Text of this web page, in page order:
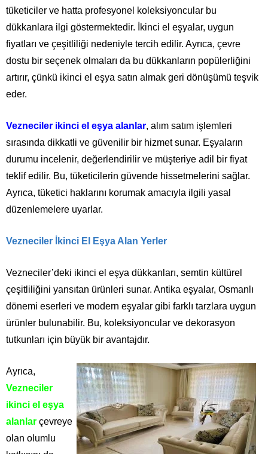
tüketiciler ve hatta profesyonel koleksiyoncular bu
dükkanlara ilgi göstermektedir. İkinci el eşyalar, uygun
fiyatları ve çeşitliliği nedeniyle tercih edilir. Ayrıca, çevre
dostu bir seçenek olmaları da bu dükkanların popülerliğini
artırır, çünkü ikinci el eşya satın almak geri dönüşümü teşvik
eder.
Vezneciler ikinci el eşya alanlar, alım satım işlemleri
sırasında dikkatli ve güvenilir bir hizmet sunar. Eşyaların
durumu incelenir, değerlendirilir ve müşteriye adil bir fiyat
teklif edilir. Bu, tüketicilerin güvende hissetmelerini sağlar.
Ayrıca, tüketici haklarını korumak amacıyla ilgili yasal
düzenlemelere uyarlar.
Vezneciler İkinci El Eşya Alan Yerler
Vezneciler’deki ikinci el eşya dükkanları, semtin kültürel
çeşitliliğini yansıtan ürünleri sunar. Antika eşyalar, Osmanlı
dönemi eserleri ve modern eşyalar gibi farklı tarzlara uygun
ürünler bulunabilir. Bu, koleksiyoncular ve dekorasyon
tutkunları için büyük bir avantajdır.
Ayrıca,
Vezneciler
ikinci el eşya
alanlar çevreye
olan olumlu